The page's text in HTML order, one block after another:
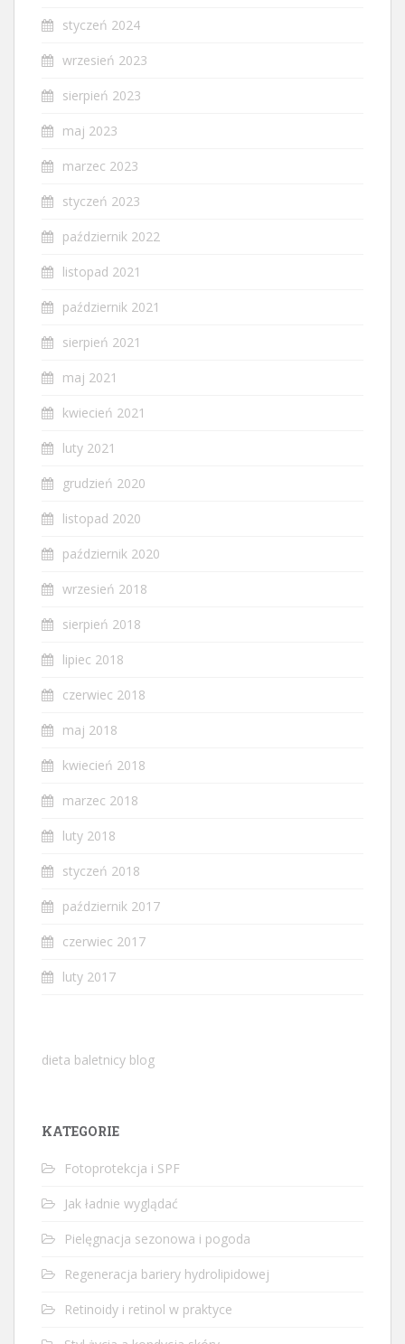
styczeń 2024
wrzesień 2023
sierpień 2023
maj 2023
marzec 2023
styczeń 2023
październik 2022
listopad 2021
październik 2021
sierpień 2021
maj 2021
kwiecień 2021
luty 2021
grudzień 2020
listopad 2020
październik 2020
wrzesień 2018
sierpień 2018
lipiec 2018
czerwiec 2018
maj 2018
kwiecień 2018
marzec 2018
luty 2018
styczeń 2018
październik 2017
czerwiec 2017
luty 2017
dieta baletnicy blog
KATEGORIE
Fotoprotekcja i SPF
Jak ładnie wyglądać
Pielęgnacja sezonowa i pogoda
Regeneracja bariery hydrolipidowej
Retinoidy i retinol w praktyce